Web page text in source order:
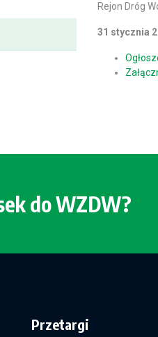
Rejon Dróg
31 stycznia
do WZDW?
Przetargi